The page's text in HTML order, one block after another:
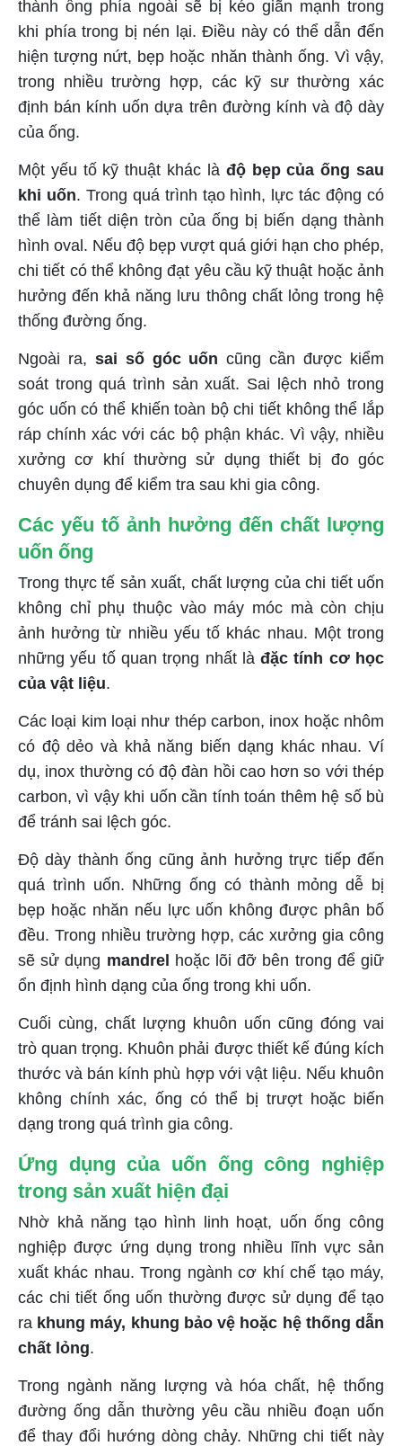
thành ống phía ngoài sẽ bị kéo giãn mạnh trong
khi phía trong bị nén lại. Điều này có thể dẫn đến
hiện tượng nứt, bẹp hoặc nhăn thành ống. Vì vậy,
trong nhiều trường hợp, các kỹ sư thường xác
định bán kính uốn dựa trên đường kính và độ dày
của ống.
Một yếu tố kỹ thuật khác là độ bẹp của ống sau
khi uốn. Trong quá trình tạo hình, lực tác động có
thể làm tiết diện tròn của ống bị biến dạng thành
hình oval. Nếu độ bẹp vượt quá giới hạn cho phép,
chi tiết có thể không đạt yêu cầu kỹ thuật hoặc ảnh
hưởng đến khả năng lưu thông chất lỏng trong hệ
thống đường ống.
Ngoài ra, sai số góc uốn cũng cần được kiểm
soát trong quá trình sản xuất. Sai lệch nhỏ trong
góc uốn có thể khiến toàn bộ chi tiết không thể lắp
ráp chính xác với các bộ phận khác. Vì vậy, nhiều
xưởng cơ khí thường sử dụng thiết bị đo góc
chuyên dụng để kiểm tra sau khi gia công.
Các yếu tố ảnh hưởng đến chất lượng
uốn ống
Trong thực tế sản xuất, chất lượng của chi tiết uốn
không chỉ phụ thuộc vào máy móc mà còn chịu
ảnh hưởng từ nhiều yếu tố khác nhau. Một trong
những yếu tố quan trọng nhất làđặc tính cơ học
của vật liệu.
Các loại kim loại như thép carbon, inox hoặc nhôm
có độ dẻo và khả năng biến dạng khác nhau. Ví
dụ, inox thường có độ đàn hồi cao hơn so với thép
carbon, vì vậy khi uốn cần tính toán thêm hệ số bù
để tránh sai lệch góc.
Độ dày thành ống cũng ảnh hưởng trực tiếp đến
quá trình uốn. Những ống có thành mỏng dễ bị
bẹp hoặc nhăn nếu lực uốn không được phân bố
đều. Trong nhiều trường hợp, các xưởng gia công
sẽ sử dụng mandrel hoặc lõi đỡ bên trong để giữ
ổn định hình dạng của ống trong khi uốn.
Cuối cùng, chất lượng khuôn uốn cũng đóng vai
trò quan trọng. Khuôn phải được thiết kế đúng kích
thước và bán kính phù hợp với vật liệu. Nếu khuôn
không chính xác, ống có thể bị trượt hoặc biến
dạng trong quá trình gia công.
Ứng dụng của uốn ống công nghiệp
trong sản xuất hiện đại
Nhờ khả năng tạo hình linh hoạt, uốn ống công
nghiệp được ứng dụng trong nhiều lĩnh vực sản
xuất khác nhau. Trong ngành cơ khí chế tạo máy,
các chi tiết ống uốn thường được sử dụng để tạo
ra khung máy, khung bảo vệ hoặc hệ thống dẫn
chất lỏng.
Trong ngành năng lượng và hóa chất, hệ thống
đường ống dẫn thường yêu cầu nhiều đoạn uốn
để thay đổi hướng dòng chảy. Những chi tiết này